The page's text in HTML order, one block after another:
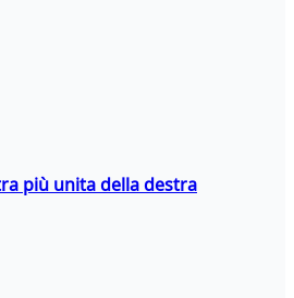
più unita della destra